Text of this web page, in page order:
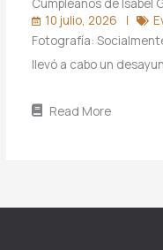
Cumpleaños de Isabel
10 julio, 2026
Fotografía:
llevó a cabo un
Read More